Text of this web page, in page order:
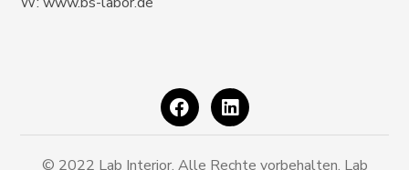
© 2022 Lab Interior. Alle Rechte vorbehalten. Lab